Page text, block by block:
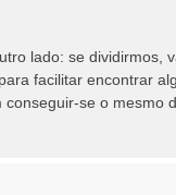
lado: se
facilitar encontrar
se o